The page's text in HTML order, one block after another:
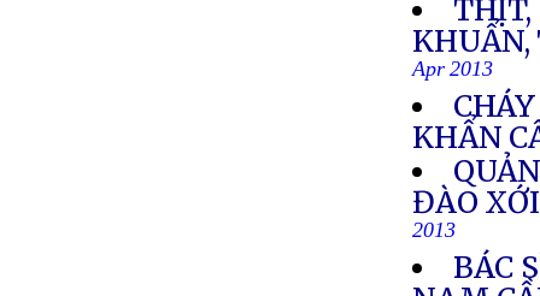
KHUẨN,
Apr 2013
KHẨN
ĐÀO
2013
BÁC